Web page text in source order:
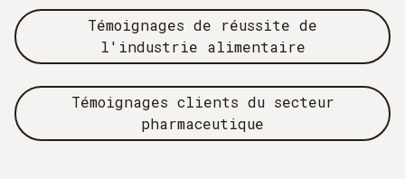
Témoignages de réussite de
l'industrie alimentaire
Témoignages clients du secteur
pharmaceutique